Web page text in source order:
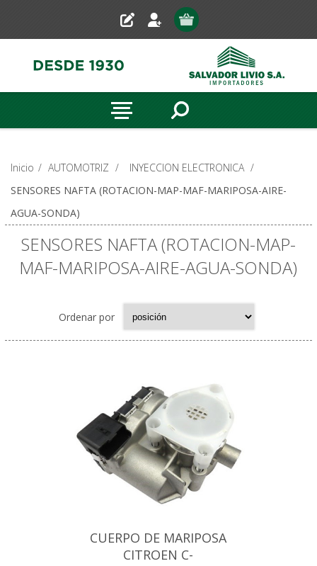
Inicio / AUTOMOTRIZ / INYECCION ELECTRONICA /
SENSORES NAFTA (ROTACION-MAP-MAF-MARIPOSA-AIRE-
AGUA-SONDA)
SENSORES NAFTA (ROTACION-MAP-
MAF-MARIPOSA-AIRE-AGUA-SONDA)
Ordenar por
CUERPO DE MARIPOSA
CITROEN C-